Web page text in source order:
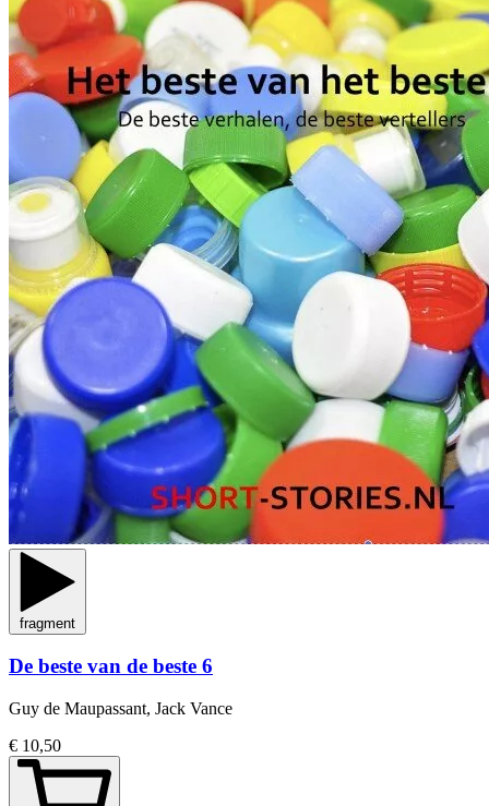
fragment
De beste van de beste 6
Guy de Maupassant, Jack Vance
€ 10,50